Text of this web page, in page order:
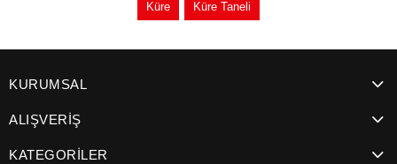
Küre Küre Taneli
KURUMSAL
ALIŞVERİŞ
KATEGORİLER